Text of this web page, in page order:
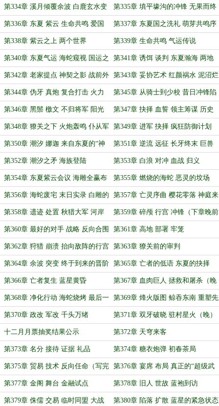
启 起
第334章 溪月倾覆余波 白鹿玄水变
起
第335章 填平壕沟的冲锋 无果而终
的攻击
第336章 东夏 紫云 生命共鸣 爱国
教育
第337章 东夏国之洗礼 萌芽共鸣序
曲
第338章 紫云之上 两个世界 第339章 生命共鸣 气运传说
第340章 东夏气运 海蛇窥视 国运之
选
第341章 诱饵 谈判 东夏瀚海 两地
烽烟
第342章 老家提点 神契之影 战前外
交
第343章 妥协艺术 红颜祸水 泥沼烂
仗
第344章 伪牙 真炮 复合打击 火力
裁决
第345章 从骑士到少校 昔日冲锋陷
阵 如今手不沾血
第346章 黑鬃 檄文 不归将军 阳光
阴影
第347章 抉择 血誓 领主筹谋 历史
名画
第348章 獠关之下 火炮轰鸣 仆从军
的倒戈（下一章4点前）
第349章 进军 抉择 疯狂防御计划
领主自有安排
第350章 潮汐 娜迦 来自东夏的“神
器”
第351章 逆流 远征 长牙终末 巨兽
到来
第352章 潮汐之矛 海族登陆 第353章 白浪 对冲 血战 归义
第354章 东夏紫云会议 海雕全赢布
局
第355章 燃烧的海蛇 恶灵的坟场
第356章 海蛇废宅 末日实录 白雕的
礼物
第357章 亡灵序曲 樱花零落 神庭来
客（下章预计四点）
第358章 遗迹 处置 秋猎大军 河岸
戏台
第359章 碎颅 行宫 冲锋（下章晚前
+1）
第360章 最好的对手 战略 反向合围 第361章 高地 部署 牢笼
第362章 狩猎 崩溃 抬向敌阵的行宫 第363章 獠关前的审判
第364章 余波 突变 终于到来的晋阶 第365章 亡者的低语 东夏的抉择
第366章 亡者复生 蓝星黄昏 第367章 血肉巨人 拯救和屠杀（晚
+1）
第368章 净化行动 海蛇烧烤 最后一
搏
第369章 烽火版图 鲸吞东南 重塑先
锋（晚）
第370章 政改 军改 千头万绪 第371章 双牙破晓 驻村星火（晚）
十二月月票抽奖结果公示 第372章 天穹来客
第373章 名分 接待 证据 礼品 第374章 糖衣炮弹 初春茶局
第375章 贸易 技术 反向任命（写完
了，还是发吧）
第376章 宴席 布局 真正的“超级武
器”
第377章 金阁 舞台 金融试点 第378章 旧人 世故 蓝袍到访
第379章 侏儒 交易 临时同盟 大战 第380章 陷落 扩散 蓝星的紧急状态